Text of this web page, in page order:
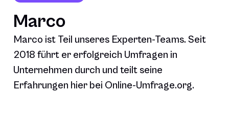
Marco
Marco ist Teil unseres Experten-Teams. Seit
2018 führt er erfolgreich Umfragen in
Unternehmen durch und teilt seine
Erfahrungen hier bei Online-Umfrage.org.